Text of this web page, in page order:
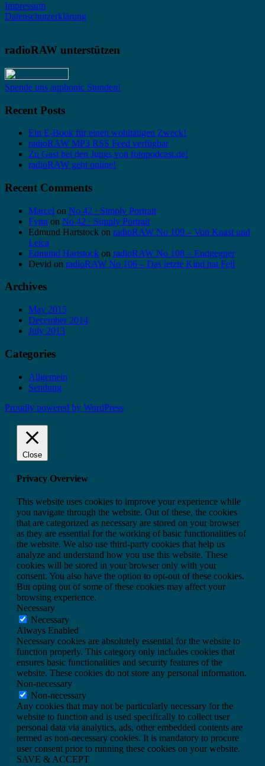
Impressum
Datenschutzerklärung
radioRAW unterstützen
Spende uns auphonic Stunden!
Recent Posts
Ein E-Book für einen wohltätigen Zweck!
radioRAW MP3 RSS Feed verfügbar
Zu Gast bei den Jungs von fotopodcast.de!
radioRAW geht online!
Recent Comments
Marcel on No 42 · Simply Portrait
Fynn on No 42 · Simply Portrait
Edmund Hartstock on radioRAW No 109 – Von Knast und
Leica
Edmund Hartstock on radioRAW No 108 – Endgegner
Devid on radioRAW No 106 – Das letzte Kind hat Fell
Archives
May 2015
December 2014
July 2013
Categories
Allgemein
Sendung
Proudly powered by WordPress
Close
Privacy Overview
This website uses cookies to improve your experience while
you navigate through the website. Out of these, the cookies
that are categorized as necessary are stored on your browser
as they are essential for the working of basic functionalities of
the website. We also use third-party cookies that help us
analyze and understand how you use this website. These
cookies will be stored in your browser only with your
consent. You also have the option to opt-out of these cookies.
But opting out of some of these cookies may affect your
browsing experience.
Necessary
Necessary
Always Enabled
Necessary cookies are absolutely essential for the website to
function properly. This category only includes cookies that
ensures basic functionalities and security features of the
website. These cookies do not store any personal information.
Non-necessary
Non-necessary
Any cookies that may not be particularly necessary for the
website to function and is used specifically to collect user
personal data via analytics, ads, other embedded contents are
termed as non-necessary cookies. It is mandatory to procure
user consent prior to running these cookies on your website.
SAVE & ACCEPT